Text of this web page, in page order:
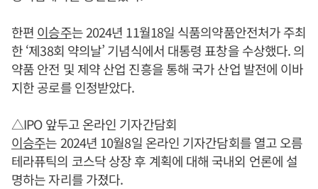
한편 이승주는 2024년 11월18일 식품의약품안전처가 주최
한 ‘제38회 약의날’ 기념식에서 대통령 표창을 수상했다. 의
약품 안전 및 제약 산업 진흥을 통해 국가 산업 발전에 이바
지한 공로를 인정받았다.
△IPO 앞두고 온라인 기자간담회
이승주는 2024년 10월8일 온라인 기자간담회를 열고 오름
테라퓨틱의 코스닥 상장 후 계획에 대해 국내외 언론에 설
명하는 자리를 가졌다.